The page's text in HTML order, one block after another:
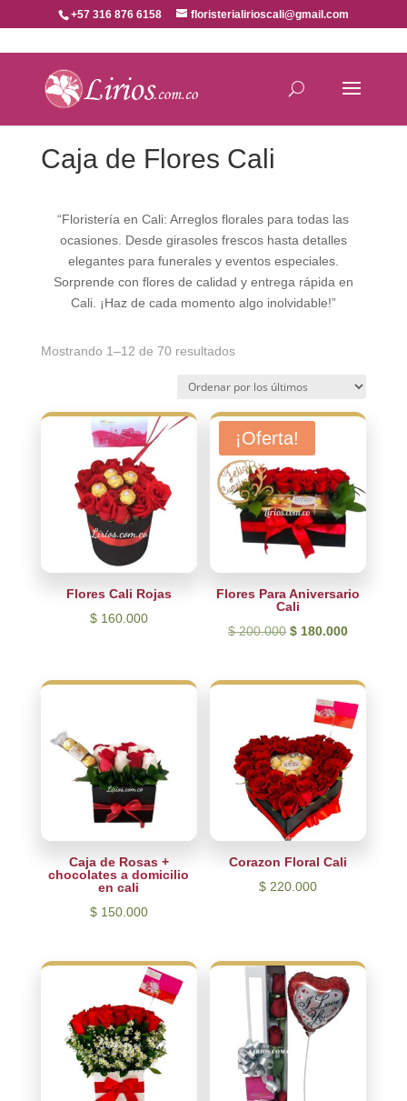
+57 316 876 6158 floristerialirioscali@gmail.com
Caja de Flores Cali
“Floristería en Cali: Arreglos florales para todas las
ocasiones. Desde girasoles frescos hasta detalles
elegantes para funerales y eventos especiales.
Sorprende con flores de calidad y entrega rápida en
Cali. ¡Haz de cada momento algo inolvidable!”
Mostrando 1–12 de 70 resultadosOrdenado
los
últimos
Flores Cali Rojas
$160.000
¡Oferta!
Flores Para Aniversario
Cali
$200.000 El
original
$ 200.000.
$ 180.000El
actual
es:
$
Caja de Rosas +
chocolates a domicilio
en cali
$150.000
Corazon Floral Cali
$ 220.000